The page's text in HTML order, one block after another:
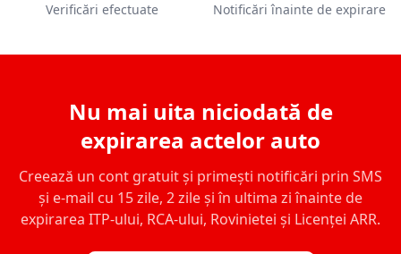
Verificări efectuate Notificări înainte de expirare
Nu mai uita niciodată de
expirarea actelor auto
Creează un cont gratuit și primești notificări prin SMS
și e-mail cu 15 zile, 2 zile și în ultima zi înainte de
expirarea ITP-ului, RCA-ului, Rovinietei și Licenței ARR.